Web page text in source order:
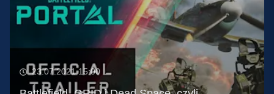
23.07.2021 15:00